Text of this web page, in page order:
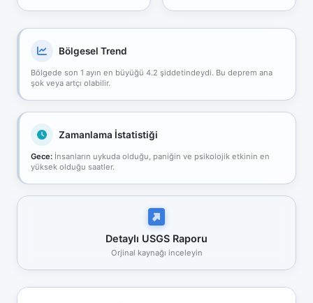
Bölgesel Trend
Bölgede son 1 ayın en büyüğü 4.2 şiddetindeydi. Bu deprem ana
şok veya artçı olabilir.
Zamanlama İstatistiği
Gece: İnsanların uykuda olduğu, paniğin ve psikolojik etkinin en
yüksek olduğu saatler.
Detaylı USGS Raporu
Orjinal kaynağı inceleyin